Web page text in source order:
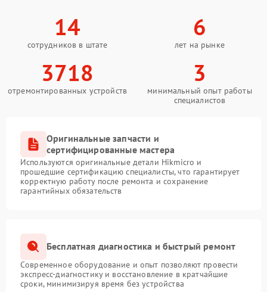
14
сотрудников в штате
6
лет на рынке
3718
отремонтированных устройств
3
минимальный опыт работы
специалистов
Оригинальные запчасти и
сертифицированные мастера
Используются оригинальные детали Hikmicro и
прошедшие сертификацию специалисты, что гарантирует
корректную работу после ремонта и сохранение
гарантийных обязательств
Бесплатная диагностика и быстрый ремонт
Современное оборудование и опыт позволяют провести
экспресс-диагностику и восстановление в кратчайшие
сроки, минимизируя время без устройства